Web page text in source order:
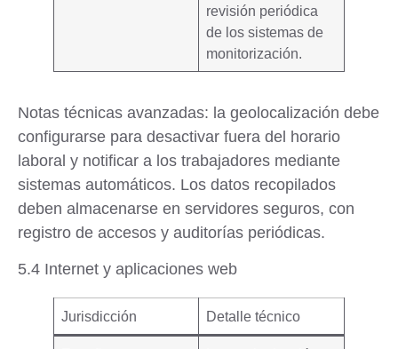
revisión periódica
de los sistemas de
monitorización.
Notas técnicas avanzadas: la geolocalización debe
configurarse para desactivar fuera del horario
laboral y notificar a los trabajadores mediante
sistemas automáticos. Los datos recopilados
deben almacenarse en servidores seguros, con
registro de accesos y auditorías periódicas.
5.4 Internet y aplicaciones web
Jurisdicción Detalle técnico